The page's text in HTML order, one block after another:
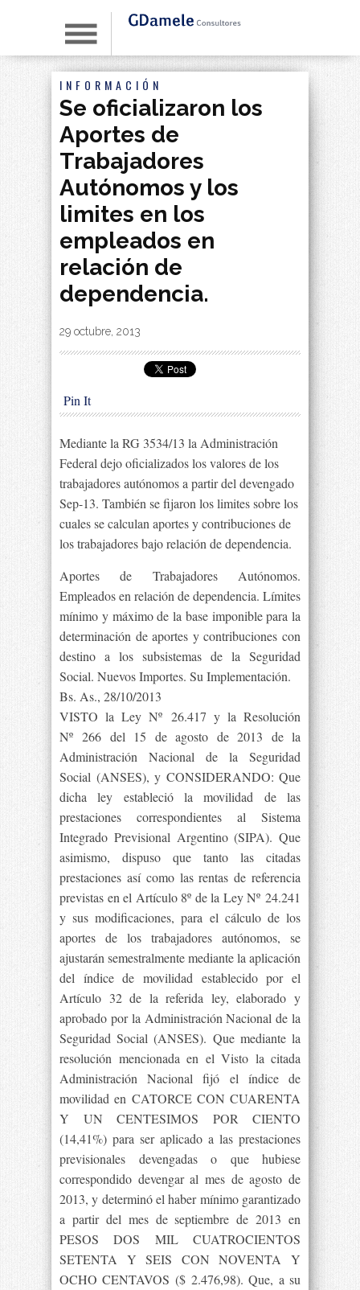
INFORMACIÓN
Se oficializaron los
Aportes de
Trabajadores
Autónomos y los
limites en los
empleados en
relación de
dependencia.
By|
29 octubre, 2013
Pin It
Mediante la RG 3534/13 la Administración
Federal dejo oficializados los valores de los
trabajadores autónomos a partir del devengado
Sep-13. También se fijaron los limites sobre los
cuales se calculan aportes y contribuciones de
los trabajadores bajo relación de dependencia.
Aportes de Trabajadores Autónomos.
Empleados en relación de dependencia. Límites
mínimo y máximo de la base imponible para la
determinación de aportes y contribuciones con
destino a los subsistemas de la Seguridad
Social. Nuevos Importes. Su Implementación.
Bs. As., 28/10/2013
VISTO la Ley Nº 26.417 y la Resolución
Nº 266 del 15 de agosto de 2013 de la
Administración Nacional de la Seguridad
Social (ANSES), y CONSIDERANDO: Que
dicha ley estableció la movilidad de las
prestaciones correspondientes al Sistema
Integrado Previsional Argentino (SIPA). Que
asimismo, dispuso que tanto las citadas
prestaciones así como las rentas de referencia
previstas en el Artículo 8º de la Ley Nº 24.241
y sus modificaciones, para el cálculo de los
aportes de los trabajadores autónomos, se
ajustarán semestralmente mediante la aplicación
del índice de movilidad establecido por el
Artículo 32 de la referida ley, elaborado y
aprobado por la Administración Nacional de la
Seguridad Social (ANSES). Que mediante la
resolución mencionada en el Visto la citada
Administración Nacional fijó el índice de
movilidad en CATORCE CON CUARENTA
Y UN CENTESIMOS POR CIENTO
(14,41%) para ser aplicado a las prestaciones
previsionales devengadas o que hubiese
correspondido devengar al mes de agosto de
2013, y determinó el haber mínimo garantizado
a partir del mes de septiembre de 2013 en
PESOS DOS MIL CUATROCIENTOS
SETENTA Y SEIS CON NOVENTA Y
OCHO CENTAVOS ($ 2.476,98). Que, a su